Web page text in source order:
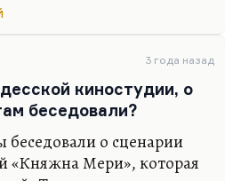
потому что нет
Оно существует на
Зло выигрывает на
потому что оно эффектно
больших, на таких
периодах — важных,
проигрывает всегда.
3 года назад
киностудии, о
беседовали?
беседовали о сценарии
«Княжна Мери», которая